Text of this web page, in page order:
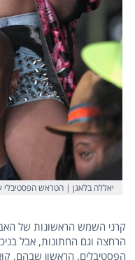
יאללה בלאגן | הטראש הפסטיבלי
קרני השמש הראשונות של
הרחצה וגם החתונות, אבל
הפסטיבלים. הראשון שבהם,